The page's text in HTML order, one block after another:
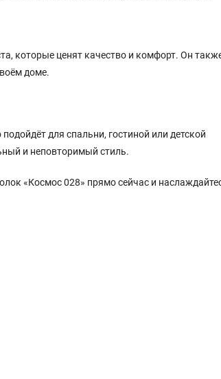
которые ценят качество и комфорт. Он
доме.
для спальни, гостиной или детской
и неповторимый стиль.
«Космос 028» прямо сейчас и